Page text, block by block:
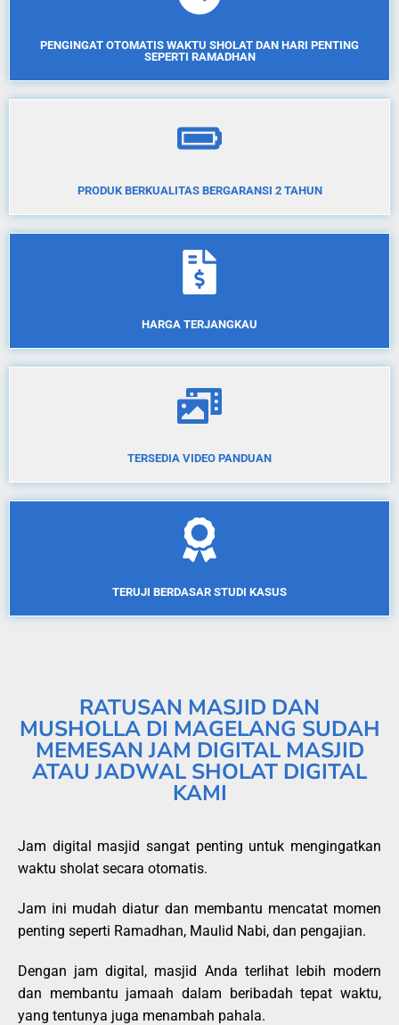
PENGINGAT OTOMATIS WAKTU SHOLAT DAN HARI PENTING
SEPERTI RAMADHAN
PRODUK BERKUALITAS BERGARANSI 2 TAHUN
HARGA TERJANGKAU
TERSEDIA VIDEO PANDUAN
TERUJI BERDASAR STUDI KASUS
RATUSAN MASJID DAN
MUSHOLLA DI MAGELANG SUDAH
MEMESAN JAM DIGITAL MASJID
ATAU JADWAL SHOLAT DIGITAL
KAMI
Jam digital masjid sangat penting untuk mengingatkan
waktu sholat secara otomatis.
Jam ini mudah diatur dan membantu mencatat momen
penting seperti Ramadhan, Maulid Nabi, dan pengajian.
Dengan jam digital, masjid Anda terlihat lebih modern
dan membantu jamaah dalam beribadah tepat waktu,
yang tentunya juga menambah pahala.